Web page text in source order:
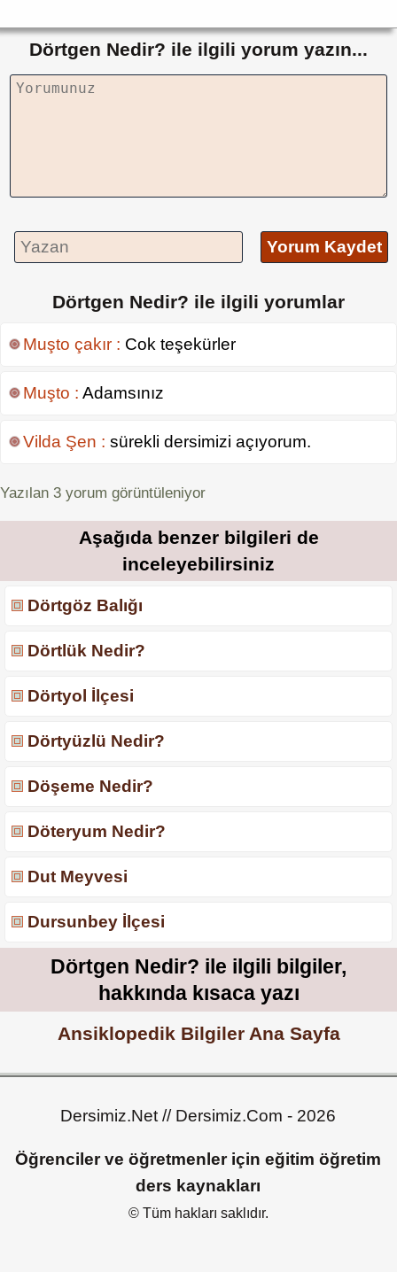
Dörtgen Nedir? ile ilgili yorum yazın...
Yorum Kaydet
Dörtgen Nedir? ile ilgili yorumlar
Muşto çakır : Cok teşekürler
Muşto : Adamsınız
Vilda Şen : sürekli dersimizi açıyorum.
Yazılan 3 yorum görüntüleniyor
Aşağıda benzer bilgileri de
inceleyebilirsiniz
Dörtgöz Balığı
Dörtlük Nedir?
Dörtyol İlçesi
Dörtyüzlü Nedir?
Döşeme Nedir?
Döteryum Nedir?
Dut Meyvesi
Dursunbey İlçesi
Dörtgen Nedir? ile ilgili bilgiler,
hakkında kısaca yazı
Ansiklopedik Bilgiler Ana Sayfa
Dersimiz.Net // Dersimiz.Com - 2026
Öğrenciler ve öğretmenler için eğitim öğretim
ders kaynakları
© Tüm hakları saklıdır.